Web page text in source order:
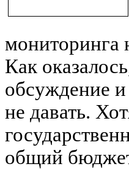
мониторинга
Как
обсуждение
не давать.
общий